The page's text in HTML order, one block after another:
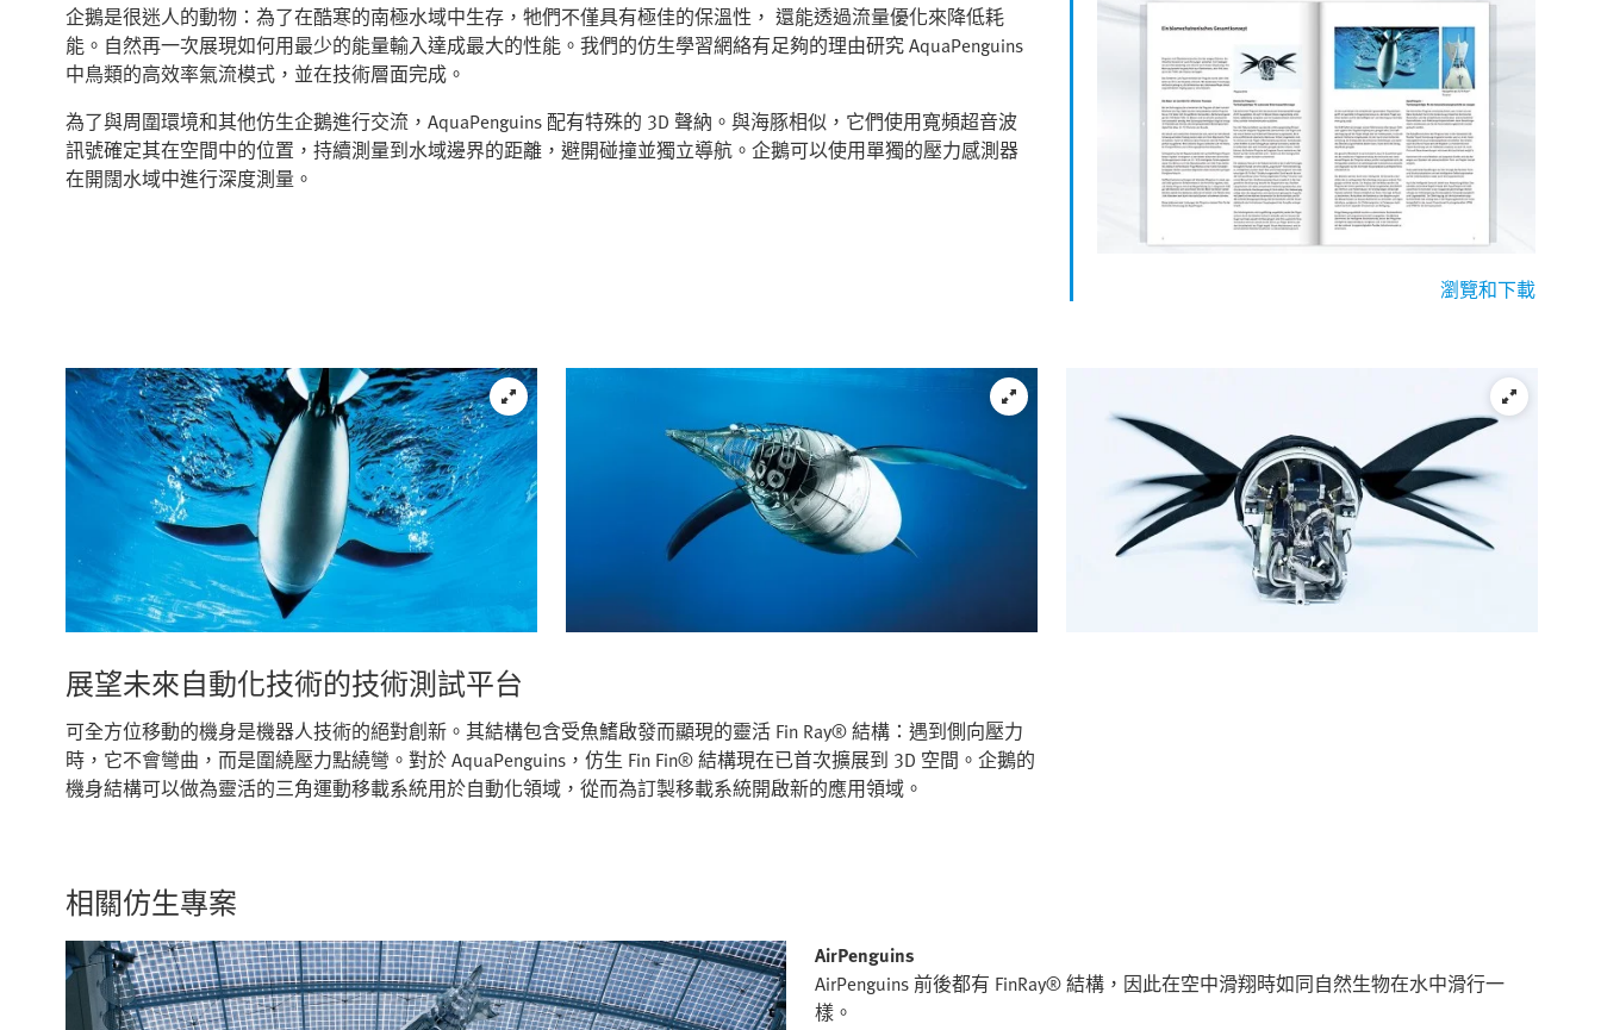
企鵝是很迷人的動物：為了在酷寒的南極水域中生存，牠們不僅具有極佳的保溫性， 還能透過流量優化來降低耗
能。自然再一次展現如何用最少的能量輸入達成最大的性能。我們的仿生學習網絡有足夠的理由研究 AquaPenguins
中鳥類的高效率氣流模式，並在技術層面完成。
為了與周圍環境和其他仿生企鵝進行交流，AquaPenguins 配有特殊的 3D 聲納。與海豚相似，它們使用寬頻超音波
訊號確定其在空間中的位置，持續測量到水域邊界的距離，避開碰撞並獨立導航。企鵝可以使用單獨的壓力感測器
在開闊水域中進行深度測量。
瀏覽和下載
展望未來自動化技術的技術測試平台
可全方位移動的機身是機器人技術的絕對創新。其結構包含受魚鰭啟發而顯現的靈活 Fin Ray® 結構：遇到側向壓力
時，它不會彎曲，而是圍繞壓力點繞彎。對於 AquaPenguins，仿生 Fin Fin® 結構現在已首次擴展到 3D 空間。企鵝的
機身結構可以做為靈活的三角運動移載系統用於自動化領域，從而為訂製移載系統開啟新的應用領域。
相關仿生專案
AirPenguins
AirPenguins 前後都有 FinRay® 結構，因此在空中滑翔時如同自然生物在水中滑行一
樣。